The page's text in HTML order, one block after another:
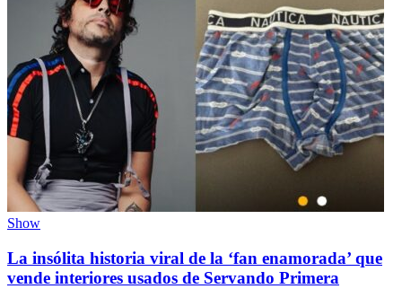
Show
La insólita historia viral de la ‘fan enamorada’ que
vende interiores usados de Servando Primera